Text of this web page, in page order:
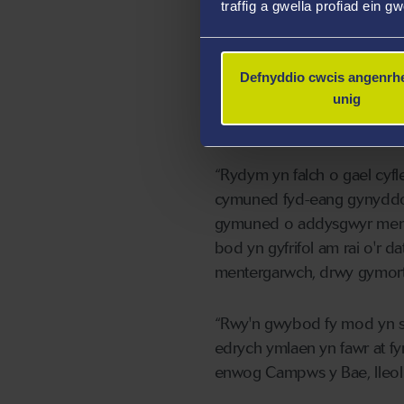
traffig a gwella profiad ein
Defnyddio cwcis
unig
arferion da ar y llwyfan
Meddai Gareth Trainer,
Pwyllgor Llywio
“Rydym yn falch o gael
cymuned fyd-eang
gymuned o addysgwyr
bod yn gyfrifol am rai o'r
mentergarwch, drwy
“Rwy'n gwybod fy mod yn
edrych ymlaen yn fawr at
enwog Campws y Bae,